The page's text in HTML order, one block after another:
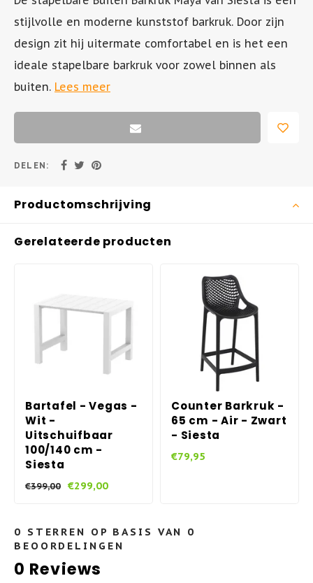
Tuinstoel - BOX
Tuinstoel - AIR
Bistrotafels
Tuintafels hout
stijlvolle en moderne kunststof barkruk. Door zijn
design zit hij uitermate comfortabel en is het een
ideale stapelbare barkruk voor zowel binnen als
buiten. Lees meer
DELEN:
Productomschrijving
Gerelateerde producten
Bartafel - Vegas -
Wit -
Uitschuifbaar
100/140 cm -
Siesta
€399,00 €299,00
Counter Barkruk -
65 cm - Air - Zwart
- Siesta
€79,95
0 STERREN OP BASIS VAN 0
BEOORDELINGEN
0 Reviews